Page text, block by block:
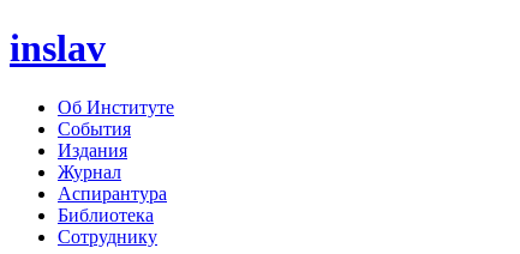
inslav
Об Институте
События
Издания
Журнал
Аспирантура
Библиотека
Сотруднику